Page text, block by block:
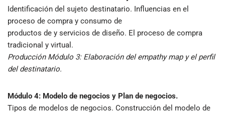
Identificación del sujeto destinatario. Influencias en el
proceso de compra y consumo de
productos de y servicios de diseño. El proceso de compra
tradicional y virtual.
Producción Módulo 3: Elaboración del empathy map y el perfil
del destinatario.
Módulo 4: Modelo de negocios y Plan de negocios.
Tipos de modelos de negocios. Construcción del modelo de